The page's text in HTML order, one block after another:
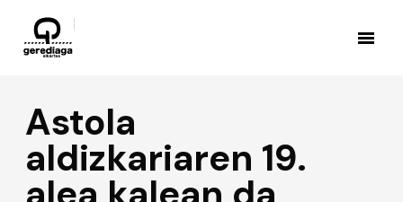
Astola
aldizkariaren 19.